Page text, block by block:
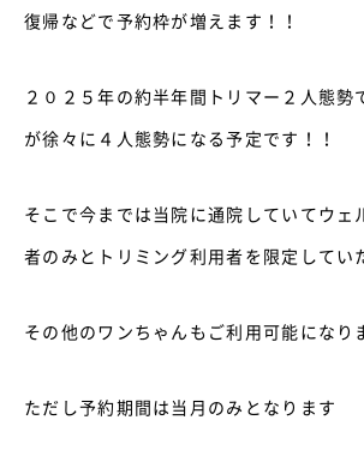
復帰などで予約枠が増えます！！
２０２５年の約半年間トリマー２人態勢
が徐々に４人態勢になる予定です！！
そこで今までは当院に通院していてウェ
者のみとトリミング利用者を限定してい
その他のワンちゃんもご利用可能になり
ただし予約期間は当月のみとなります